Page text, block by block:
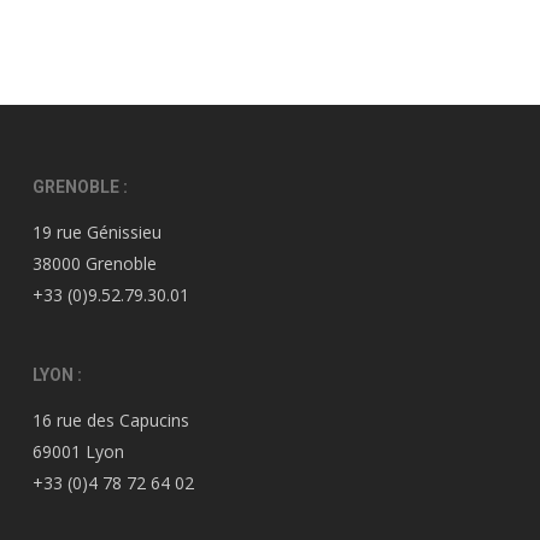
GRENOBLE :
19 rue Génissieu
38000 Grenoble
+33 (0)9.52.79.30.01
LYON :
16 rue des Capucins
69001 Lyon
+33 (0)4 78 72 64 02